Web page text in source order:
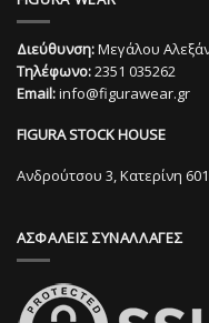
Οι
επιλογές
μπορούν
να
στη
προϊόντος
Διεύθυνση:Μεγάλου
Τηλέφωνο:2351 035262
Email:info@figurawear.gr
FIGURA STOCK HOUSE
Ανδρούτσου 3, Κατερίνη
ΑΣΦΑΛΕΙΣ ΣΥΝΑΛΛΑΓΕΣ